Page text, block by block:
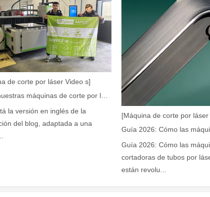
láser de fibra están revolucionando la fabricación de tuberías
de corte por láser Video s]
la versión en inglés de la
del blog, adaptada a una
[Máquina de corte por láser
Guía 2026: Cómo las
cortadoras de tubos por
están revolu...